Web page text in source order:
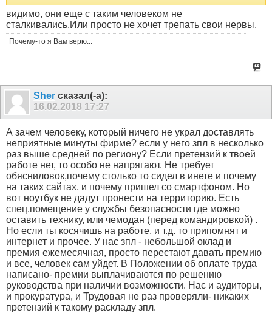
видимо, они еще с таким человеком не
сталкивались.Или просто не хочет трепать свои нервы.
Почему-то я Вам верю...
Sher сказал(-а):
16.02.2018 17:27
А зачем человеку, который ничего не украл доставлять
неприятные минуты фирме? если у него зпл в несколько
раз выше средней по региону? Если претензий к твоей
работе нет, то особо не напрягают. Не требует
обясниловок,почему столько то сидел в инете и почему
на таких сайтах, и почему пришел со смартфоном. Но
вот ноутбук не дадут пронести на территорию. Есть
спец.помещение у службы безопасности где можно
оставить технику, или чемодан (перед командировкой) .
Но если ты косячишь на работе, и т.д. то припомнят и
интернет и прочее. У нас зпл - небольшой оклад и
премия ежемесячная, просто перестают давать премию
и все, человек сам уйдет. В Положении об оплате труда
написано- премии выплачиваются по решению
руководства при наличии возможности. Нас и аудиторы,
и прокуратура, и Трудовая не раз проверяли- никаких
претензий к такому раскладу зпл.